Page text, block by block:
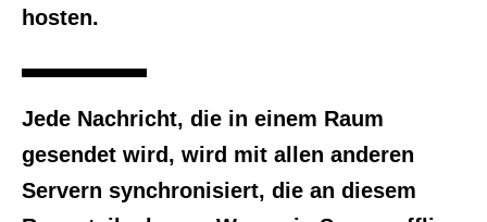
hosten.
Jede Nachricht, die in einem Raum
gesendet wird, wird mit allen anderen
Servern synchronisiert, die an diesem